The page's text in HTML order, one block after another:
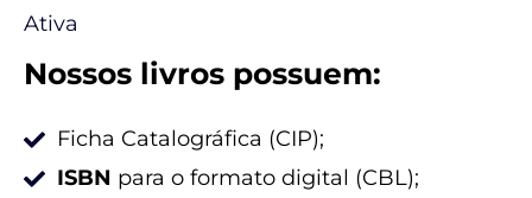
Ativa
Nossos livros possuem:
Ficha Catalográfica (CIP);
ISBN para o formato digital (CBL);